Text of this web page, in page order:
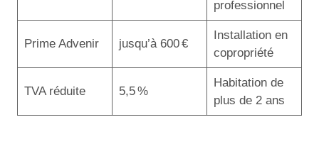
professionnel
Prime Advenir jusqu’à 600 €
Installation en
copropriété
TVA réduite 5,5 %
Habitation de
plus de 2 ans